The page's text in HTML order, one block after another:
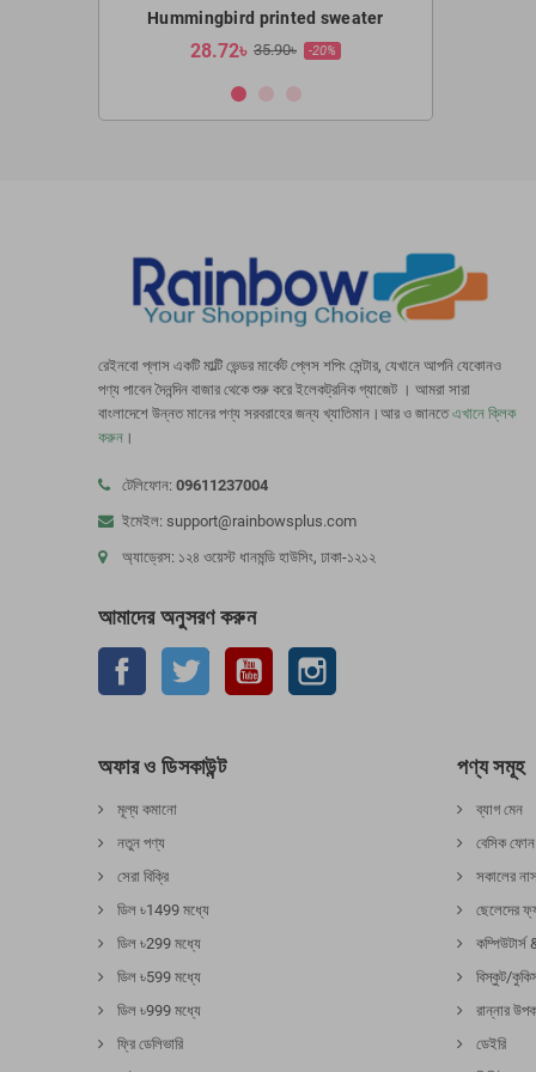
Hummingbird printed sweater
28.72৳ 35.90৳ -20%
রেইনবো প্লাস একটি মাল্টি ভেন্ডর মার্কেট প্লেস শপিং সেন্টার, যেখানে আপনি যেকোনও
পণ্য পাবেন দৈনন্দিন বাজার থেকে শুরু করে ইলেকট্রনিক গ্যাজেট । আমরা সারা
বাংলাদেশে উন্নত মানের পণ্য সরবরাহের জন্য খ্যাতিমান।আর ও জানতেএখানে ক্লিক
করুন ।
টেলিফোন: 09611237004
ইমেইল: support@rainbowsplus.com
অ্যাড্রেস: ১২৪ ওয়েস্ট ধানমন্ডি হাউসিং, ঢাকা-১২১২
আমাদের অনুসরণ করুন
ফেসবুক টুইটার ইউটিউব
অফার ও ডিসকাউন্ট
মূল্য কমানো
নতুন পণ্য
সেরা বিক্রি
ডিল ৳1499 মধ্যে
ডিল ৳299 মধ্যে
ডিল ৳599 মধ্যে
ডিল ৳999 মধ্যে
ফ্রি ডেলিভারি
পণ্য সমূহ
ব্যাগ মেন
বেসিক ফোন
সকালের
ছেলেদের
কম্পিউটার্স
বিস্কুট/
রান্নার
ডেইরি